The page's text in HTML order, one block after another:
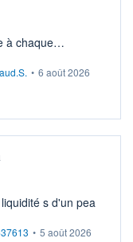
à chaque
retraite.
• 6 août 2026
s d'un pea
• 5 août 2026